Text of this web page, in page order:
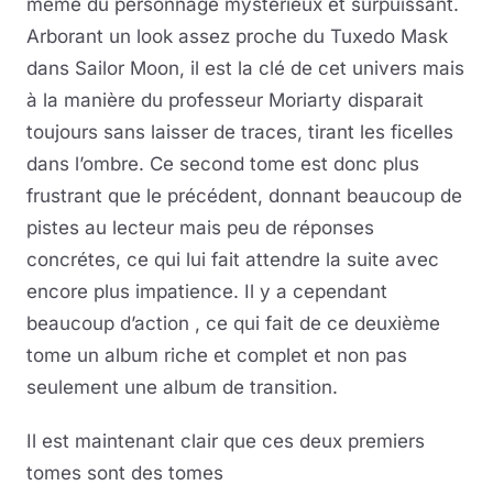
Arborant un look assez proche du Tuxedo Mask
dans Sailor Moon, il est la clé de cet univers mais
à la manière du professeur Moriarty disparait
toujours sans laisser de traces, tirant les ficelles
dans l’ombre. Ce second tome est donc plus
frustrant que le précédent, donnant beaucoup de
pistes au lecteur mais peu de réponses
concrétes, ce qui lui fait attendre la suite avec
encore plus impatience. Il y a cependant
beaucoup d’action , ce qui fait de ce deuxième
tome un album riche et complet et non pas
seulement une album de transition.
Il est maintenant clair que ces deux premiers
tomes sont des tomes